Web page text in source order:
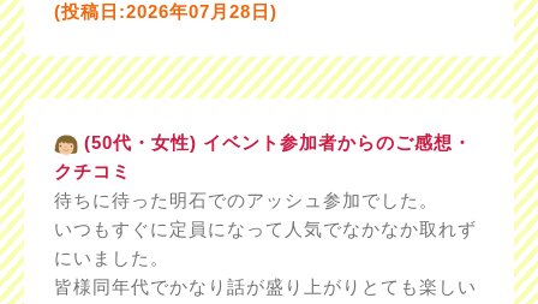
(投稿日:2026年07月28日)
(50代・女性) イベント参加者からのご感想・
クチコミ
待ちに待った明石でのアッシュ参加でした。
いつもすぐに定員になって人気でなかなか取れず
にいました。
皆様同年代でかなり話が盛り上がりとても楽しい